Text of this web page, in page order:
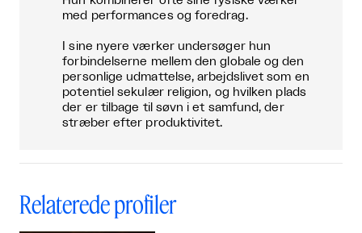
med performances og foredrag.
I sine nyere værker undersøger hun
forbindelserne mellem den globale og den
personlige udmattelse, arbejdslivet som en
potentiel sekulær religion, og hvilken plads
der er tilbage til søvn i et samfund, der
stræber efter produktivitet.
Relaterede profiler